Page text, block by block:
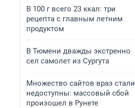
В 100 г всего 23 ккал: три
рецепта с главным летним
продуктом
В Тюмени дважды экстренно
сел самолет из Сургута
Множество сайтов враз стали
недоступны: массовый сбой
произошел в Рунете